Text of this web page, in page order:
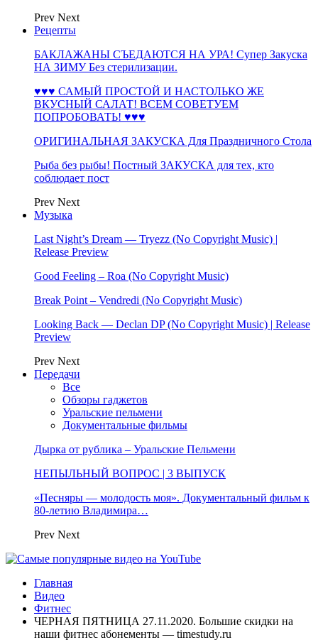
Prev Next
Рецепты
БАКЛАЖАНЫ СЪЕДАЮТСЯ НА УРА! Супер Закуска
НА ЗИМУ Без стерилизации.
♥♥♥ САМЫЙ ПРОСТОЙ И НАСТОЛЬКО ЖЕ
ВКУСНЫЙ САЛАТ! ВСЕМ СОВЕТУЕМ
ПОПРОБОВАТЬ! ♥♥♥
ОРИГИНАЛЬНАЯ ЗАКУСКА Для Праздничного Стола
Рыба без рыбы! Постный ЗАКУСКА для тех, кто
соблюдает пост
Prev Next
Музыка
Last Night’s Dream — Tryezz (No Copyright Music) |
Release Preview
Good Feeling – Roa (No Copyright Music)
Break Point – Vendredi (No Copyright Music)
Looking Back — Declan DP (No Copyright Music) | Release
Preview
Prev Next
Передачи
Все
Обзоры гаджетов
Уральские пельмени
Документальные фильмы
Дырка от рублика – Уральские Пельмени
НЕПЫЛЬНЫЙ ВОПРОС | 3 ВЫПУСК
«Песняры — молодость моя». Документальный фильм к
80-летию Владимира…
Prev Next
Главная
Видео
Фитнес
ЧЕРНАЯ ПЯТНИЦА 27.11.2020. Большие скидки на
наши фитнес абонементы — timestudy.ru